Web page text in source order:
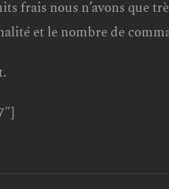
frais nous n’avons que
et le nombre de